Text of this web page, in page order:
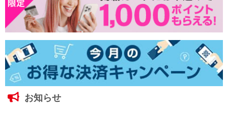
お知らせ